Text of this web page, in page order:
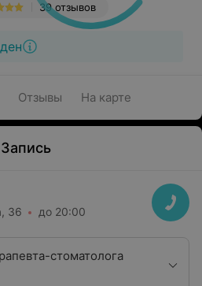
39 отзывов
Отзывы На карте
Запись
36 до 20:00
стоматолога